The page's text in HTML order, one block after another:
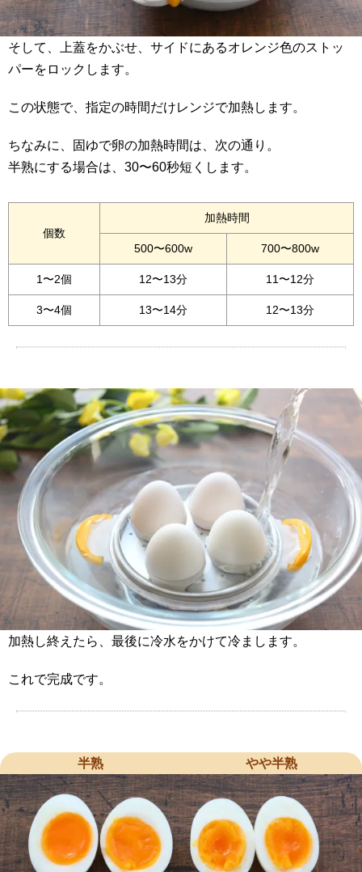
そして、上蓋をかぶせ、サイドにあるオレンジ色のストッ
パーをロックします。
この状態で、指定の時間だけレンジで加熱します。
ちなみに、固ゆで卵の加熱時間は、次の通り。
半熟にする場合は、30〜60秒短くします。
個数
加熱時間
500〜600w 700〜800w
1〜2個 12〜13分 11〜12分
3〜4個 13〜14分 12〜13分
加熱し終えたら、最後に冷水をかけて冷まします。
これで完成です。
半熟 やや半熟